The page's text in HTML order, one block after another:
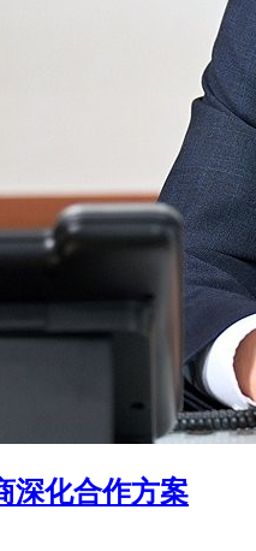
深化合作方案